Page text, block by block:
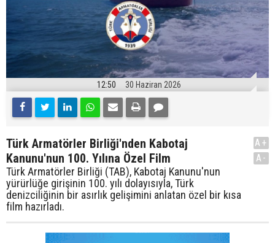
12:50 30 Haziran 2026
Türk Armatörler Birliği'nden Kabotaj
Kanunu'nun 100. Yılına Özel Film
Türk Armatörler Birliği (TAB), Kabotaj Kanunu'nun
yürürlüğe girişinin 100. yılı dolayısıyla, Türk
denizciliğinin bir asırlık gelişimini anlatan özel bir kısa
film hazırladı.
A+
A-